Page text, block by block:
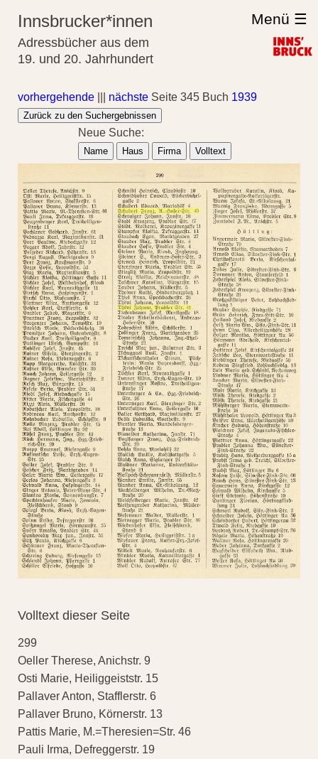
Innsbrucker*innen
Adressbücher aus dem
19. und 20. Jahrhundert
Menü ☰
vorhergehende nächste Seite 345 Buch 1939
Zurück zu den Suchergebnissen
Neue Suche:
Name Haus Firma Volltext
Volltext dieser Seite
299
Oeller Therese, Anichstr. 9
Osti Marie, Heiliggeiststr. 15
Pallaver Anton, Stafflerstr. 6
Pallaver Bruno, Körnerstr. 13
Pattis Marie, M.=Theresien=Str. 46
Pauli Irma, Defreggerstr. 19